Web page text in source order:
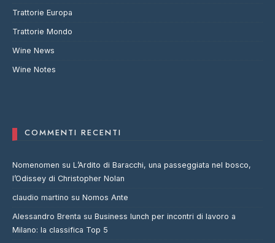
Trattorie Europa
Trattorie Mondo
Wine News
Wine Notes
COMMENTI RECENTI
Nomenomen su L’Ardito di Baracchi, una passeggiata nel bosco,
l’Odissey di Christopher Nolan
claudio martino su Nomos Ante
Alessandro Brenta su Business lunch per incontri di lavoro a
Milano: la classifica Top 5